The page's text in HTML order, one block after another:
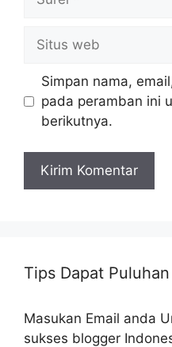
Situs
web
Simpan nama,
pada peramban ini
berikutnya.
Tips Dapat
Masukan Email anda
sukses blogger